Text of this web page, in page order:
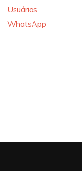
Usuários
WhatsApp